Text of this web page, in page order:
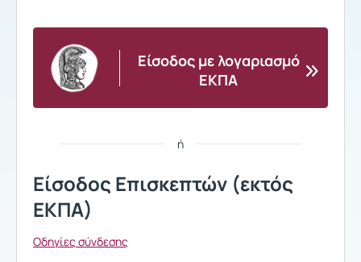
Είσοδος με λογαριασμό
ΕΚΠΑ
ή
Είσοδος Επισκεπτών (εκτός
ΕΚΠΑ)
Οδηγίες σύνδεσης